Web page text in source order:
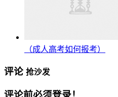
（成人高考如何报考）
评论 抢沙发
评论前必须登录！